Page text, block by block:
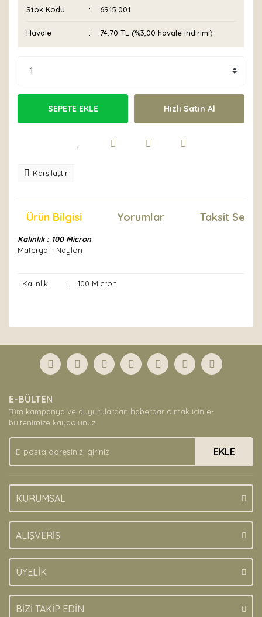
Stok Kodu 6915.001
Havale 74,70 TL (%3,00 havale indirimi)
SEPETE EKLE Hızlı Satın Al
Karşılaştır
Ürün Bilgisi Yorumlar Taksit
Kalınlık : 100 Micron
Materyal : Naylon
Kalınlık : 100 Micron
Yorum Yaz
formunu kullanarak tarafımıza iletebilirsiniz.
Görüş ve önerileriniz için teşekkür ederiz.
Ürün açıklamasında eksik bilgiler bulunuyor.
Ürün bilgilerinde hatalar bulunuyor.
Ürün fiyatı diğer sitelerden daha pahalı.
Bu ürüne benzer farklı alternatifler olmalı.
E-BÜLTEN
Tüm kampanya ve duyurulardan haberdar olmak için e-
bültenimize kaydolunuz.
EKLE
KURUMSAL
ALIŞVERİŞ
ÜYELİK
BİZİ TAKİP EDİN